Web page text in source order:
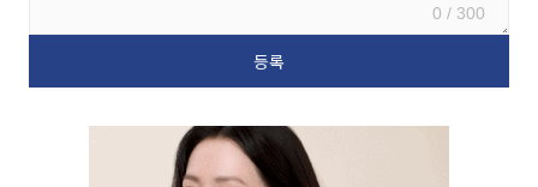
0 / 300